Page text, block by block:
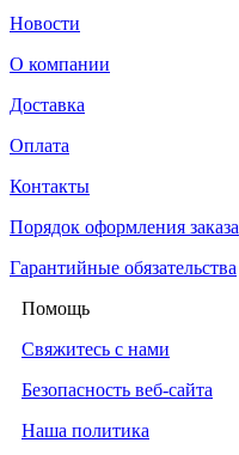
Новости
О компании
Доставка
Оплата
Контакты
Порядок оформления заказа
Гарантийные обязательства
Помощь
Свяжитесь с нами
Безопасность веб-сайта
Наша политика